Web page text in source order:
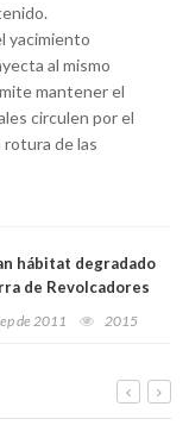
yacimiento
al mismo
mantener el
circulen por el
rotura de las
hábitat degradado
de Revolcadores
de 2011 2015